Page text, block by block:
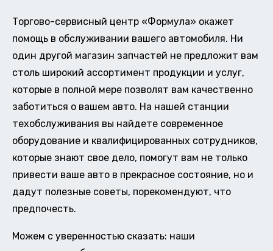
Торгово-сервисный центр «Формула» окажет
помощь в обслуживании вашего автомобиля. Ни
один другой магазин запчастей не предложит вам
столь широкий ассортимент продукции и услуг,
которые в полной мере позволят вам качественно
заботиться о вашем авто. На нашей станции
техобслуживания вы найдете современное
оборудование и квалифицированных сотрудников,
которые знают свое дело, помогут вам не только
привести ваше авто в прекрасное состояние, но и
дадут полезные советы, порекомендуют, что
предпочесть.
Можем с уверенностью сказать: наши